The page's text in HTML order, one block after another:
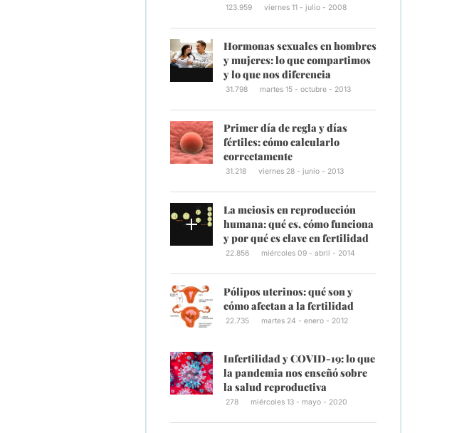
123.959 viernes 11 - julio - 2008
Hormonas sexuales en hombres
y mujeres: lo que compartimos
y lo que nos diferencia
31.798 martes 15 - octubre - 2013
Primer día de regla y días
fértiles: cómo calcularlo
correctamente
31.218 viernes 28 - junio - 2013
La meiosis en reproducción
humana: qué es, cómo funciona
y por qué es clave en fertilidad
22.856 miércoles 09 - abril - 2014
Pólipos uterinos: qué son y
cómo afectan a la fertilidad
22.735 martes 24 - enero - 2012
Infertilidad y COVID-19: lo que
la pandemia nos enseñó sobre
la salud reproductiva
278 miércoles 13 - mayo - 2020